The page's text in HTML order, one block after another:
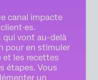
canal impacte
qui vont au-delà
pour en stimuler
et les recettes
étapes. Vous
un